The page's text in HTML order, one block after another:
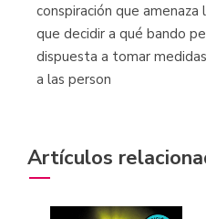
conspiración que amenaza
que decidir a qué bando
dispuesta a tomar
a las person
Artículos